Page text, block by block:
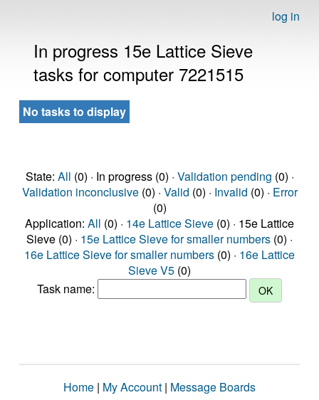
log in
In progress 15e Lattice Sieve
tasks for computer 7221515
No tasks to display
State: All (0) · In progress (0) · Validation pending (0) ·
Validation inconclusive(0) · Valid (0) · Invalid (0) · Error
(0)
Application: All (0) · 14e Lattice Sieve (0) · 15e Lattice
Sieve (0) · 15e Lattice Sieve for smaller numbers (0) ·
16e Lattice Sieve for smaller numbers (0) · 16e Lattice
Sieve V5 (0)
Task name:
Home | My Account | Message Boards